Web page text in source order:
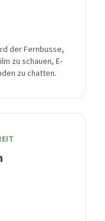
der Fernbusse,
zu schauen, E-
zu chatten.